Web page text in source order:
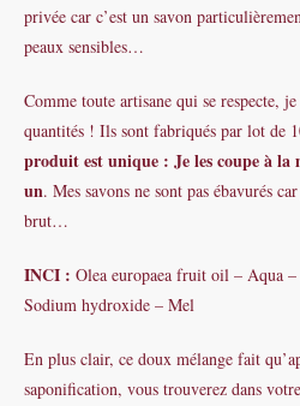
privée car c’est un savon
peaux sensibles…
Comme toute artisane qui se respecte,
quantités ! Ils sont fabriqués par lot de
produit est unique : Je les coupe à
un. Mes savons ne sont pas ébavurés
brut…
INCI : Olea europaea fruit oil – Aqua –
Sodium hydroxide – Mel
En plus clair, ce doux mélange fait
saponification, vous trouverez dans